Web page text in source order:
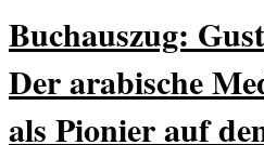
Buchauszug:
Der arabische
als Pionier auf